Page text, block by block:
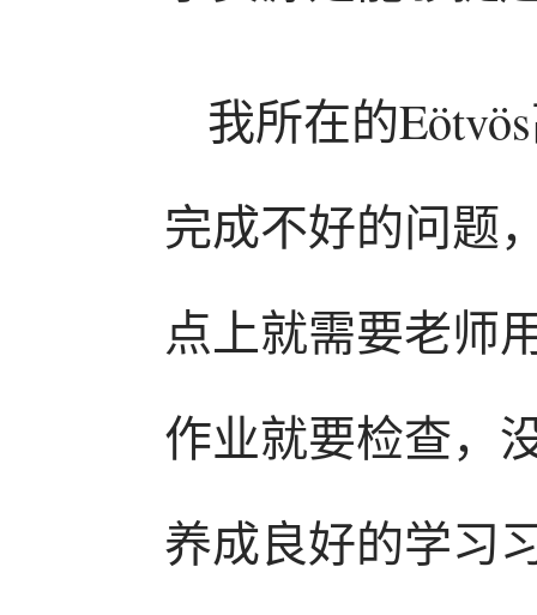
我所在的
完成不好的问题
点上就需要老师
作业就要检查，
养成良好的学习